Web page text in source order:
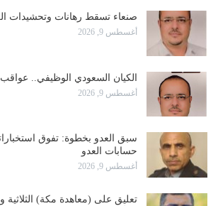
صنعاء تسقط رهانات وتحشيدات
أغسطس 9, 2026
الكيان السعودي الوظيفي..
أغسطس 9, 2026
سبق العدو بخطوة: تفوق
حسابات العدو
أغسطس 9, 2026
تعليق على (معاهدة مكة) الثلاثية